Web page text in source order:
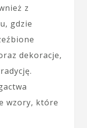
z
gdzie
dekoracje,
wzory, które